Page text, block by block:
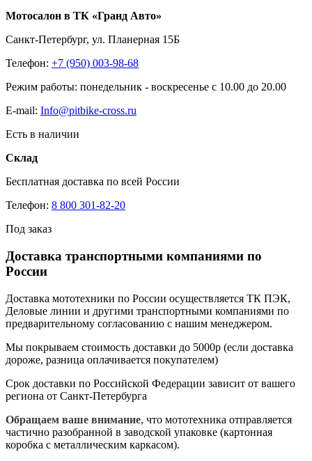
Мотосалон в ТК «Гранд Авто»
Санкт-Петербург, ул. Планерная 15Б
Телефон: +7 (950) 003-98-68
Режим работы: понедельник - воскресенье с 10.00 до 20.00
E-mail: Info@pitbike-cross.ru
Есть в наличии
Склад
Бесплатная доставка по всей России
Телефон: 8 800 301-82-20
Под заказ
Доставка транспортными компаниями по
России
Доставка мототехники по России осуществляется ТК ПЭК,
Деловые линии и другими транспортными компаниями по
предварительному согласованию с нашим менеджером.
Мы покрываем стоимость доставки до 5000р (если доставка
дороже, разница оплачивается покупателем)
Срок доставки по Российской Федерации зависит от вашего
региона от Санкт-Петербурга
Обращаем ваше внимание, что мототехника отправляется
частично разобранной в заводской упаковке (картонная
коробка с металлическим каркасом).